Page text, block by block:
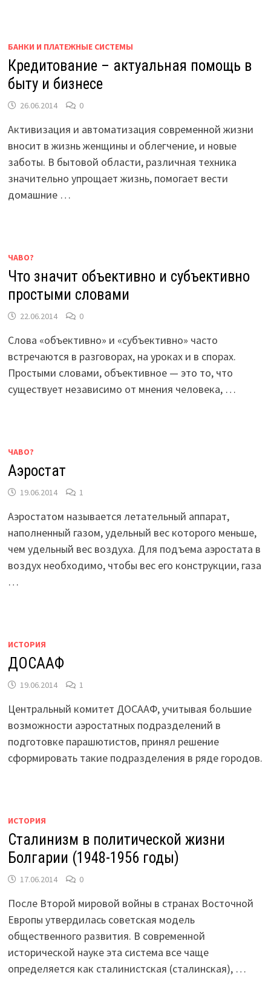
БАНКИ И ПЛАТЕЖНЫЕ СИСТЕМЫ
Кредитование – актуальная помощь в
быту и бизнесе
26.06.2014 0
Активизация и автоматизация современной жизни
вносит в жизнь женщины и облегчение, и новые
заботы. В бытовой области, различная техника
значительно упрощает жизнь, помогает вести
домашние …
ЧАВО?
Что значит объективно и субъективно
простыми словами
22.06.2014 0
Слова «объективно» и «субъективно» часто
встречаются в разговорах, на уроках и в спорах.
Простыми словами, объективное — это то, что
существует независимо от мнения человека, …
ЧАВО?
Аэростат
19.06.2014 1
Аэростатом называется летательный аппарат,
наполненный газом, удельный вес которого меньше,
чем удельный вес воздуха. Для подъема аэростата в
воздух необходимо, чтобы вес его конструкции, газа
…
ИСТОРИЯ
ДОСААФ
19.06.2014 1
Центральный комитет ДОСААФ, учитывая большие
возможности аэростатных подразделений в
подготовке парашютистов, принял решение
сформировать такие подразделения в ряде городов.
ИСТОРИЯ
Сталинизм в политической жизни
Болгарии (1948-1956 годы)
17.06.2014 0
После Второй мировой войны в странах Восточной
Европы утвердилась советская модель
общественного развития. В современной
исторической науке эта система все чаще
определяется как сталинистская (сталинская), …